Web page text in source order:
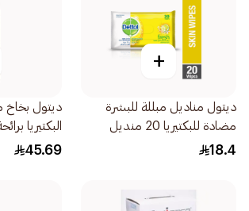
+
ديتول مناديل مبللة للبشرة
مضادة للبكتيريا 20 منديل
18.4
ديتول
البكتيريا
450مل
45.69